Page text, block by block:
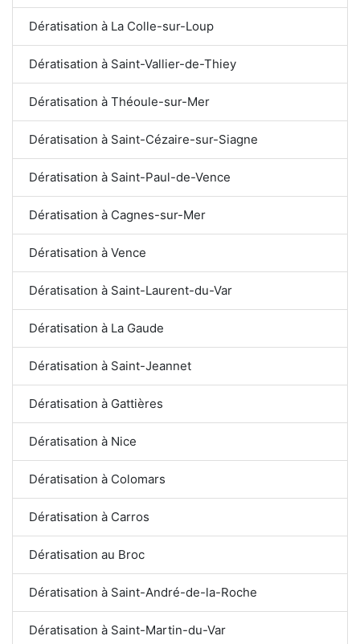
Dératisation à La Colle-sur-Loup
Dératisation à Saint-Vallier-de-Thiey
Dératisation à Théoule-sur-Mer
Dératisation à Saint-Cézaire-sur-Siagne
Dératisation à Saint-Paul-de-Vence
Dératisation à Cagnes-sur-Mer
Dératisation à Vence
Dératisation à Saint-Laurent-du-Var
Dératisation à La Gaude
Dératisation à Saint-Jeannet
Dératisation à Gattières
Dératisation à Nice
Dératisation à Colomars
Dératisation à Carros
Dératisation au Broc
Dératisation à Saint-André-de-la-Roche
Dératisation à Saint-Martin-du-Var